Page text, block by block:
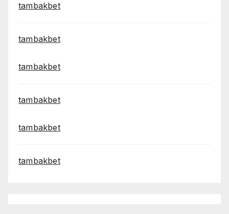
tambakbet
tambakbet
tambakbet
tambakbet
tambakbet
tambakbet